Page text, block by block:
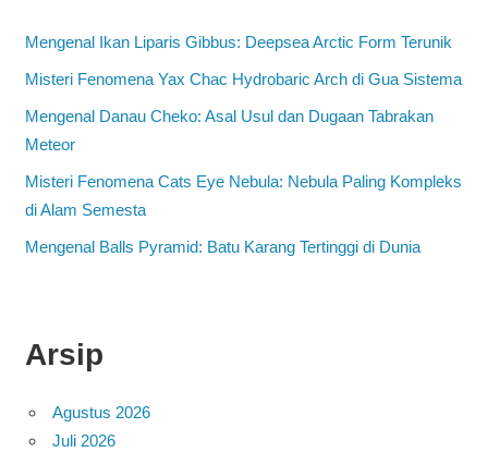
Mengenal Ikan Liparis Gibbus: Deepsea Arctic Form Terunik
Misteri Fenomena Yax Chac Hydrobaric Arch di Gua Sistema
Mengenal Danau Cheko: Asal Usul dan Dugaan Tabrakan
Meteor
Misteri Fenomena Cats Eye Nebula: Nebula Paling Kompleks
di Alam Semesta
Mengenal Balls Pyramid: Batu Karang Tertinggi di Dunia
Arsip
Agustus 2026
Juli 2026